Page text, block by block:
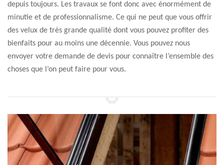
depuis toujours. Les travaux se font donc avec énormément de
minutie et de professionnalisme. Ce qui ne peut que vous offrir
des velux de très grande qualité dont vous pouvez profiter des
bienfaits pour au moins une décennie. Vous pouvez nous
envoyer votre demande de devis pour connaître l’ensemble des
choses que l’on peut faire pour vous.